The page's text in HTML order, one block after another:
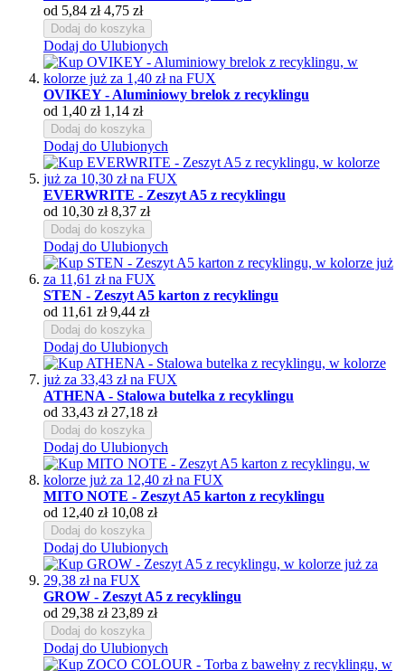
od 5,84 zł 4,75 zł
Dodaj do koszyka
Dodaj do Ulubionych
OVIKEY - Aluminiowy brelok z recyklingu
od 1,40 zł 1,14 zł
Dodaj do koszyka
Dodaj do Ulubionych
EVERWRITE - Zeszyt A5 z recyklingu
od 10,30 zł 8,37 zł
Dodaj do koszyka
Dodaj do Ulubionych
STEN - Zeszyt A5 karton z recyklingu
od 11,61 zł 9,44 zł
Dodaj do koszyka
Dodaj do Ulubionych
ATHENA - Stalowa butelka z recyklingu
od 33,43 zł 27,18 zł
Dodaj do koszyka
Dodaj do Ulubionych
MITO NOTE - Zeszyt A5 karton z recyklingu
od 12,40 zł 10,08 zł
Dodaj do koszyka
Dodaj do Ulubionych
GROW - Zeszyt A5 z recyklingu
od 29,38 zł 23,89 zł
Dodaj do koszyka
Dodaj do Ulubionych